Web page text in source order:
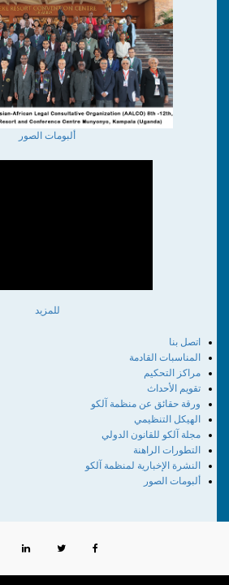
ألبومات الصور
للمزيد
اتصل بنا
المناسبات القادمة
مراكز التحكيم
تقويم الأحداث
ورقة حقائق عن منظمة آلكو
الهيكل التنظيمي
مجلة آلكو للقانون الدولي
التطورات الراهنة
النشرة الإخبارية لمنظمة آلكو
ألبومات الصور